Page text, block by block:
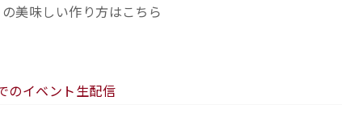
の美味しい作り方はこちら
イベント生配信